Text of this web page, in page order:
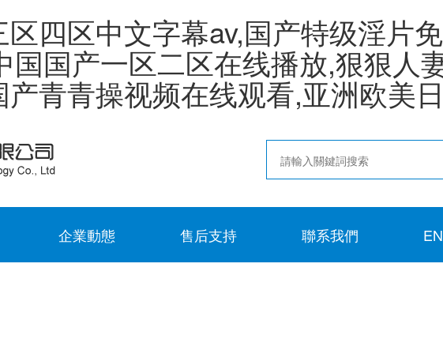
四区中文字幕av,国产特级淫片
国产一区二区在线播放,狠狠人
青青操视频在线观看,亚洲欧美
企業動態 售后支持 聯系我們